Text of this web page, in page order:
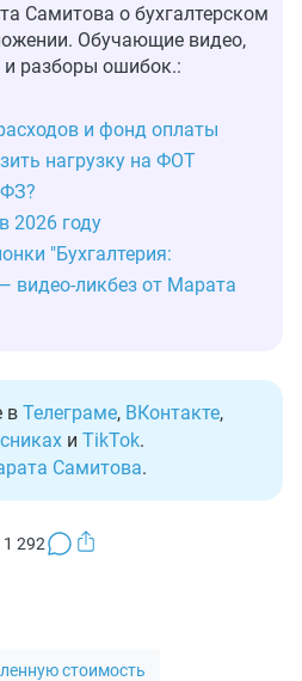
Самитова о бухгалтерском
Обучающие видео,
разборы ошибок.:
и фонд оплаты
нагрузку на ФОТ
2026 году
"Бухгалтерия:
видео-ликбез от Марата
в Телеграме, ВКонтакте,
и TikTok.
Самитова.
1 292
стоимость